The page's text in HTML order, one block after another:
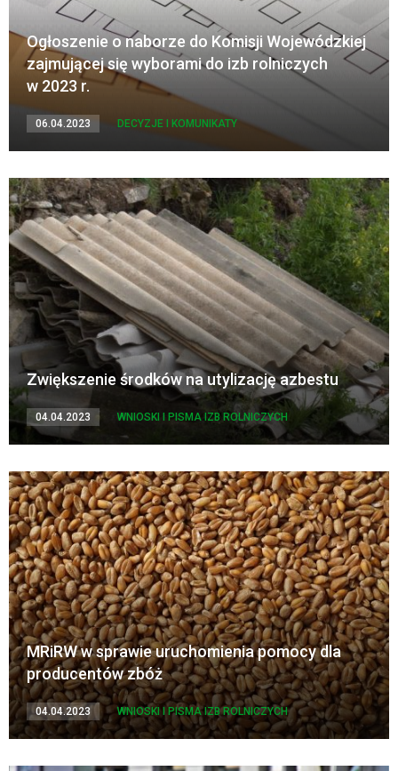
Ogłoszenie o naborze do Komisji Wojewódzkiej
zajmującej się wyborami do izb rolniczych
w 2023 r.
06.04.2023 DECYZJE I KOMUNIKATY
Zwiększenie środków na utylizację azbestu
04.04.2023 WNIOSKI I PISMA IZB ROLNICZYCH
MRiRW w sprawie uruchomienia pomocy dla
producentów zbóż
04.04.2023 WNIOSKI I PISMA IZB ROLNICZYCH